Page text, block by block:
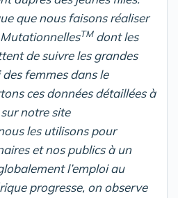
que nous faisons réaliser
TMdont les
de suivre les grandes
des femmes dans le
ces données détaillées à
notre site
les utilisons pour
et nos publics à un
l’emploi au
progresse, on observe